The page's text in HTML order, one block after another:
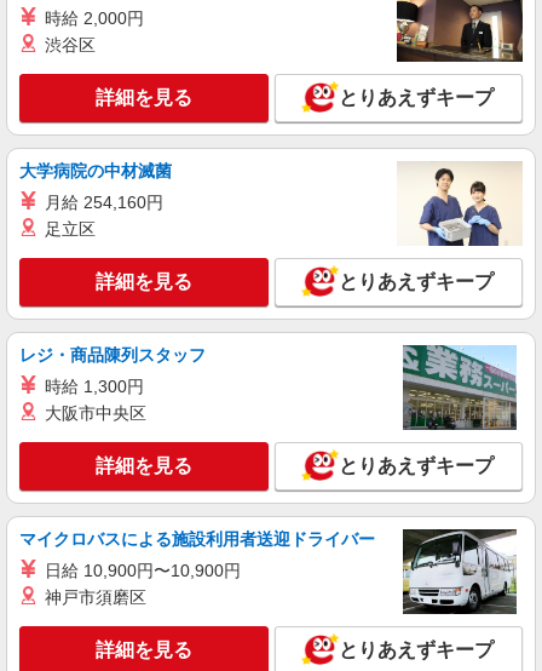
福祉士 時給1,346円 ※一律処遇改善加算含む 〇時
間外勤務手当 〇土日祝勤務手当 〇夜勤手当 〇深
夜勤務手当 〇無事故無違反表彰金 〇年末年始勤務
手当 〇早朝7:00〜8:00/夜間18:00〜20:00は時給
25％UP
パナソニックエイジフリーケアセンター横須賀
佐原 神奈川県横須賀市佐原1-11-5
キープ 詳細を見る
パート
パナソニックエイジフリーケアセンター横須賀佐原
ショートステイ／介護職／AMのみ
時給1,282円〜1,346円 ※経験・能力・資格等
による ※一律処遇改善加算含む 〇時間外勤務手当
〇土日祝勤務手当 〇夜勤手当 〇深夜勤務手当 〇
無事故無違反表彰金 〇年末年始勤務手当 〇早朝
7:00〜8:00/夜間18:00〜20:00は時給25％UP
パナソニックエイジフリーケアセンター横須賀
佐原 神奈川県横須賀市佐原1-11-5
キープ 詳細を見る
パート
パナソニックエイジフリーケアセンター横須賀佐原
デイサービス／介護職／パート
時給1,282円〜1,346円 ※経験・能力・資格等
による その他資格 時給1,282円 社会福祉士・介護
福祉士 時給1,346円 ※一律処遇改善加算含む 〇時
間外勤務手当 〇土日祝勤務手当 〇無事故無違反表
彰金 〇年末年始勤務手当
パナソニックエイジフリーケアセンター横須賀
佐原 神奈川県横須賀市佐原1-11-5
キープ 詳細を見る
時給 2,000円
渋谷区
詳細を見る とりあえずキープ
大学病院の中材滅菌
月給 254,160円
足立区
詳細を見る とりあえずキープ
レジ・商品陳列スタッフ
時給 1,300円
大阪市中央区
詳細を見る とりあえずキープ
マイクロバスによる施設利用者送迎ドライバー
日給 10,900円〜10,900円
神戸市須磨区
詳細を見る とりあえずキープ